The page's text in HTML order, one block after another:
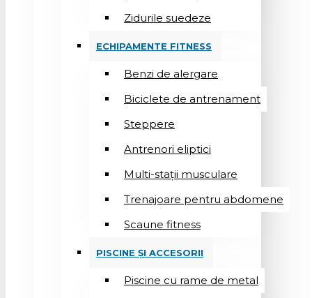
Zidurile suedeze
ECHIPAMENTE FITNESS
Benzi de alergare
Biciclete de antrenament
Steppere
Antrenori eliptici
Multi-stații musculare
Trenajoare pentru abdomene
Scaune fitness
PISCINE ȘI ACCESORII
Piscine cu rame de metal